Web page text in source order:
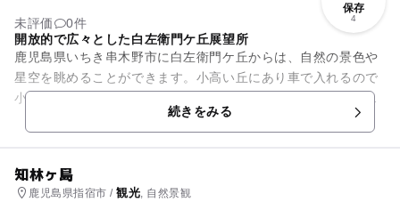
保存
4
未評価
0件
開放的で広々とした白左衛門ケ丘展望所
鹿児島県いちき串木野市に白左衛門ケ丘からは、自然の景色や
星空を眺めることができます。小高い丘にあり車で入れるので
小さな子供と一緒でも安心です。地元では串木野中継局のテレ
ビアンテナがあることでも有...続きをみる
知林ヶ島
鹿児島県指宿市 /観光, 自然景観